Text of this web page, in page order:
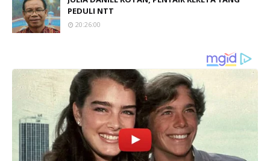
PEDULI NTT
20:26:00